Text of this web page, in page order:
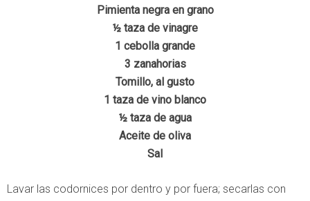
Pimienta negra en grano
½ taza de vinagre
1 cebolla grande
3 zanahorias
Tomillo, al gusto
1 taza de vino blanco
½ taza de agua
Aceite de oliva
Sal
Lavar las codornices por dentro y por fuera; secarlas con